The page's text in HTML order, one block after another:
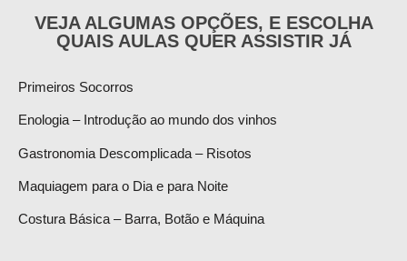
VEJA ALGUMAS OPÇÕES, E ESCOLHA
QUAIS AULAS QUER ASSISTIR JÁ
Primeiros Socorros
Enologia – Introdução ao mundo dos vinhos
Gastronomia Descomplicada – Risotos
Maquiagem para o Dia e para Noite
Costura Básica – Barra, Botão e Máquina